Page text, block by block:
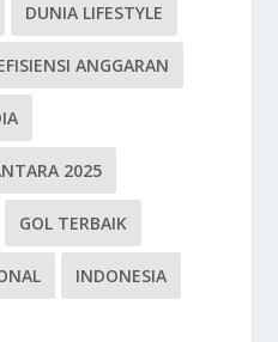
DUNIA LIFESTYLE
ANGGARAN
2025
GOL TERBAIK
INDONESIA